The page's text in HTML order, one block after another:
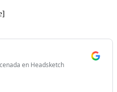
en Headsketch